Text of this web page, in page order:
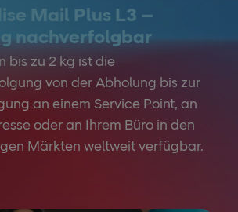
Mail Plus L3 –
nachverfolgbar
bis zu 2 kg ist die
von der Abholung bis zur
an einem Service Point, an
oder an Ihrem Büro in den
Märkten weltweit verfügbar.